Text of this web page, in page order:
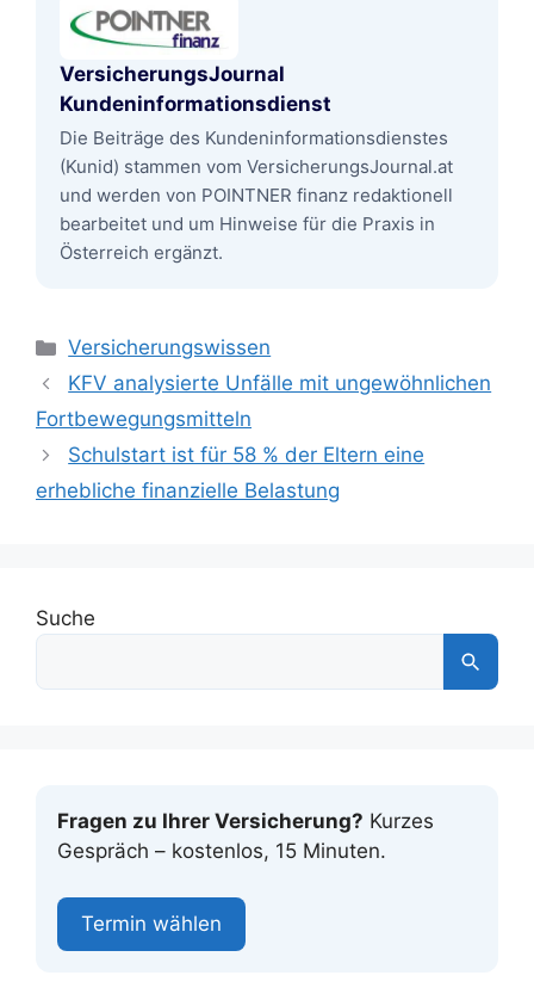
VersicherungsJournal
Kundeninformationsdienst
Die Beiträge des Kundeninformationsdienstes
(Kunid) stammen vom VersicherungsJournal.at
und werden von POINTNER finanz redaktionell
bearbeitet und um Hinweise für die Praxis in
Österreich ergänzt.
Kategorien
Versicherungswissen
KFV analysierte Unfälle mit ungewöhnlichen
Fortbewegungsmitteln
Schulstart ist für 58 % der Eltern eine
erhebliche finanzielle Belastung
Suche
Fragen zu Ihrer Versicherung? Kurzes
Gespräch – kostenlos, 15 Minuten.
Termin wählen